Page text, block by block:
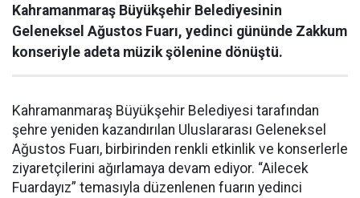
Kahramanmaraş Büyükşehir Belediyesinin
Geleneksel Ağustos Fuarı, yedinci gününde Zakkum
konseriyle adeta müzik şölenine dönüştü.
Kahramanmaraş Büyükşehir Belediyesi tarafından
şehre yeniden kazandırılan Uluslararası Geleneksel
Ağustos Fuarı, birbirinden renkli etkinlik ve konserlerle
ziyaretçilerini ağırlamaya devam ediyor. “Ailecek
Fuardayız” temasıyla düzenlenen fuarın yedinci